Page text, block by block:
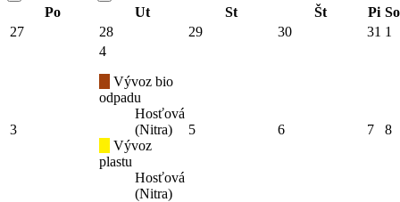
Po
Ut St Št Pi So
27
28 29 30 31 1
3
4
Vývoz bio
odpadu
Hosťová
(Nitra)
Vývoz
plastu
Hosťová
(Nitra)
5 6 7 8